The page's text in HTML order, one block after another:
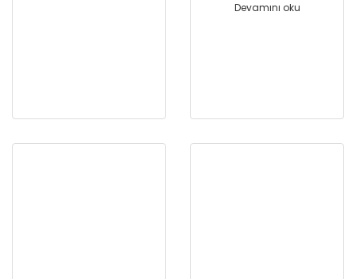
Devamını oku